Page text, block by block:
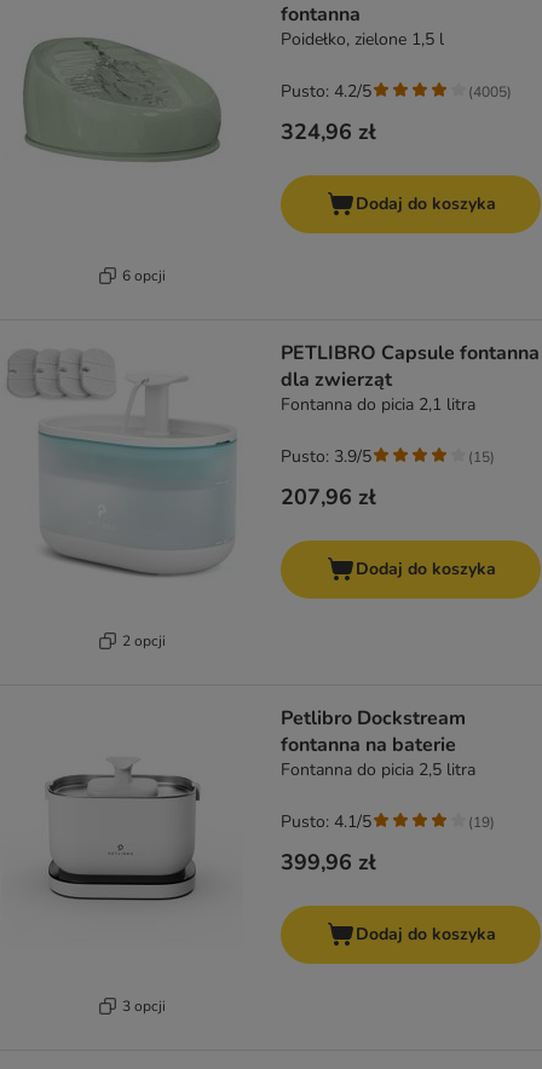
6 opcji
fontanna
Poidełko, zielone 1,5 l
324,96 zł
Pusto: 4.2/5 (4005)
Dodaj do koszyka
2 opcji
PETLIBRO Capsule fontanna
dla zwierząt
Fontanna do picia 2,1 litra
207,96 zł
Pusto: 3.9/5 (15)
Dodaj do koszyka
3 opcji
Petlibro Dockstream
fontanna na baterie
Fontanna do picia 2,5 litra
399,96 zł
Pusto: 4.1/5 (19)
Dodaj do koszyka